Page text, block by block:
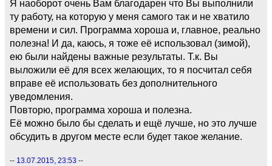
Я наоборот очень Вам благодарен что Вы выполнили
ту работу, на которую у меня самого так и не хватило
времени и сил. Программа хороша и, главное, реально
полезна! И да, каюсь, я тоже её использовал (зимой),
ею были найдены важные результаты. Т.к. Вы
выложили её для всех желающих, то я посчитал себя
вправе её использовать без дополнительного
уведомления.
Повторю, программа хороша и полезна.
Её можно было бы сделать и ещё лучше, но это лучше
обсудить в другом месте если будет такое желание.
-- 13.07.2015, 23:53 --